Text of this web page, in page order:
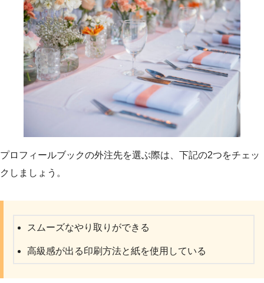
プロフィールブックの外注先を選ぶ際は、下記の2つをチェッ
クしましょう。
スムーズなやり取りができる
高級感が出る印刷方法と紙を使用している